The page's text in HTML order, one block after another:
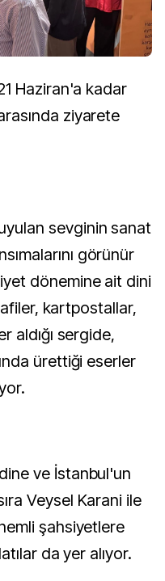
Haziran'a kadar
ziyarete
sevginin sanat
görünür
dönemine ait dini
kartpostallar,
aldığı sergide,
ürettiği eserler
ve İstanbul'un
Veysel Karani ile
şahsiyetlere
da yer alıyor.